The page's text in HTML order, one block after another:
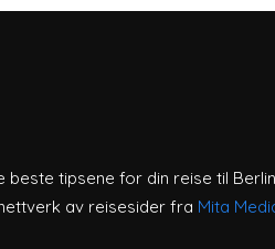
beste tipsene for din reise til
av reisesider fra Mita